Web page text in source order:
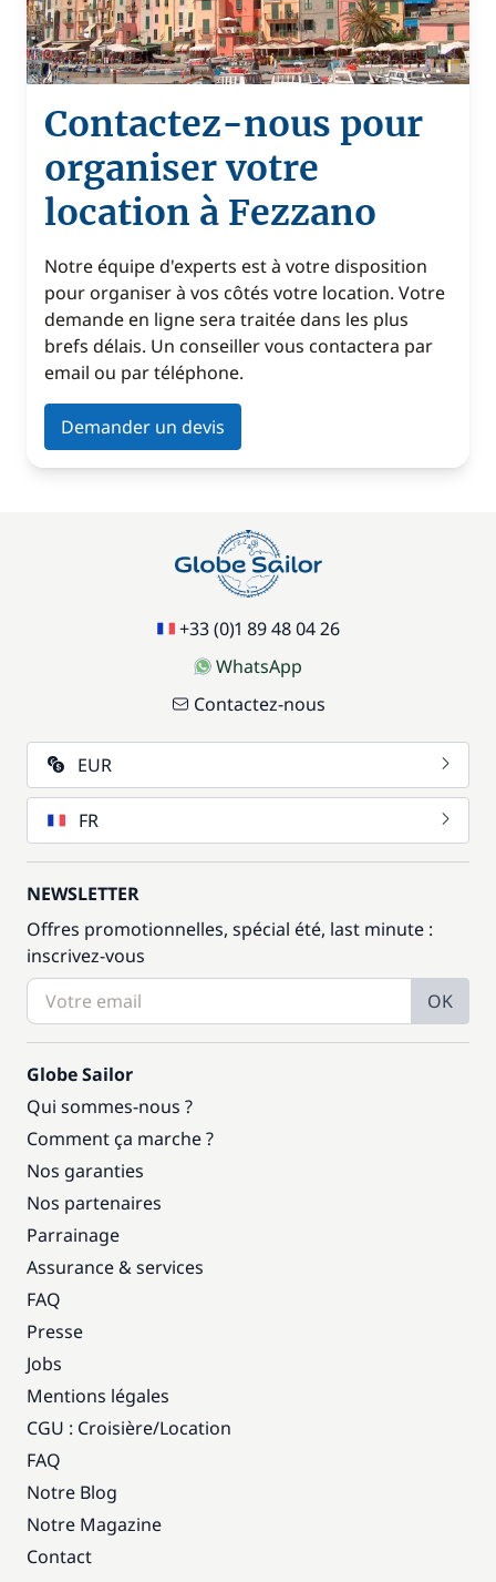
Contactez-nous pour
organiser votre
location à Fezzano
Notre équipe d'experts est à votre disposition
pour organiser à vos côtés votre location. Votre
demande en ligne sera traitée dans les plus
brefs délais. Un conseiller vous contactera par
email ou par téléphone.
Demander un devis
+33 (0)1 89 48 04 26
WhatsApp
Contactez-nous
EUR
FR
NEWSLETTER
Offres promotionnelles, spécial été, last minute :
inscrivez-vous
OK
Globe Sailor
Qui sommes-nous ?
Comment ça marche ?
Nos garanties
Nos partenaires
Parrainage
Assurance & services
FAQ
Presse
Jobs
Mentions légales
CGU : Croisière/Location
FAQ
Notre Blog
Notre Magazine
Contact